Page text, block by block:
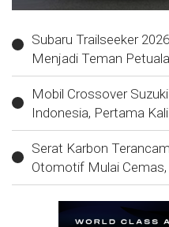
Subaru Trailseeker
Menjadi Teman
Mobil Crossover
Indonesia, Pertama
Serat Karbon
Otomotif Mulai Cemas,